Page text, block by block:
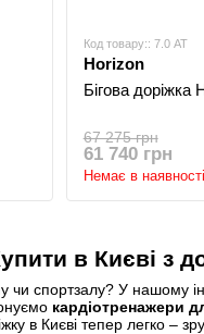
в Києві з
чи спортзалу? У нашому
кардіотренажери
в Києві тепер легко
Код товару:: 7.0 АТ
Horizon
Бігова
67 275 грн
61 740 грн
Немає в наявності